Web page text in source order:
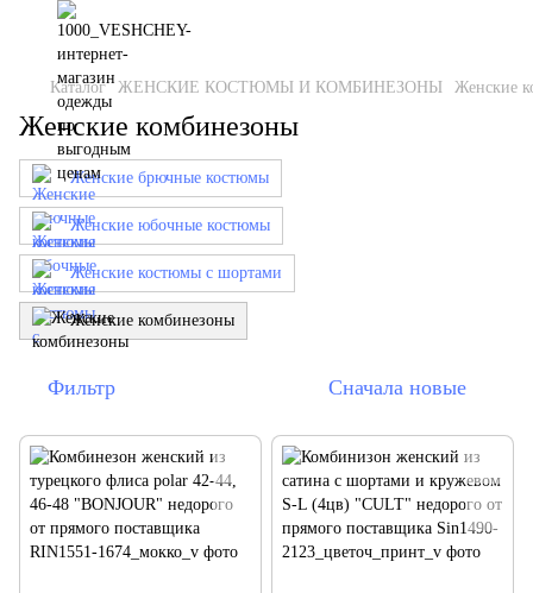
Каталог ЖЕНСКИЕ КОСТЮМЫ И КОМБИНЕЗОНЫ Женские
Женские комбинезоны
Женские брючные костюмы
Женские юбочные костюмы
Женские костюмы с шортами
Женские комбинезоны
Фильтр Сначала новые